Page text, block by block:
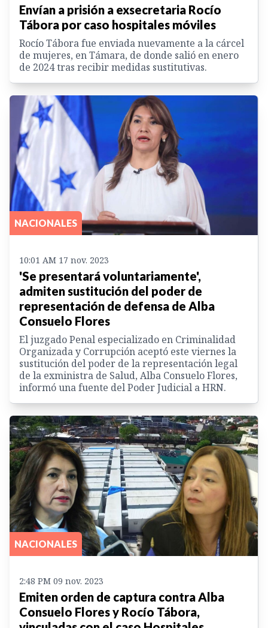
Envían a prisión a exsecretaria Rocío
Tábora por caso hospitales móviles
Rocío Tábora fue enviada nuevamente a la cárcel
de mujeres, en Támara, de donde salió en enero
de 2024 tras recibir medidas sustitutivas.
NACIONALES
10:01 AM 17 nov. 2023
'Se presentará voluntariamente',
admiten sustitución del poder de
representación de defensa de Alba
Consuelo Flores
El juzgado Penal especializado en Criminalidad
Organizada y Corrupción aceptó este viernes la
sustitución del poder de la representación legal
de la exministra de Salud, Alba Consuelo Flores,
informó una fuente del Poder Judicial a HRN.
NACIONALES
2:48 PM 09 nov. 2023
Emiten orden de captura contra Alba
Consuelo Flores y Rocío Tábora,